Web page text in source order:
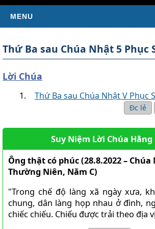
MENU
Tin Giáo Hội Hoàn Vũ
KINH THÁNH
SÁCH TÂN ƯỚC
Kinh Thánh Tân Ước (Bản dịch của LM
Thuấn)
Kinh Thánh Tân Ước (Bản dịch Việt
Dịch Các Giờ Kinh Phụng Vụ)
SÁCH CỰU ƯỚC
Thứ Ba sau Chúa Nhật 5 Phục
Lời Chúa
Thứ Ba sau Chúa Nhật V Phục
Đc lẻ
Suy Niệm Lời Chúa Hằng
Ông thật có phúc (28.8.2022 – Chúa
Thường Niên, Năm C)
"Trong chế độ làng xã ngày xưa,
chung, dân làng họp nhau ở đình,
chiếc chiếu. Chiếu được trải theo địa